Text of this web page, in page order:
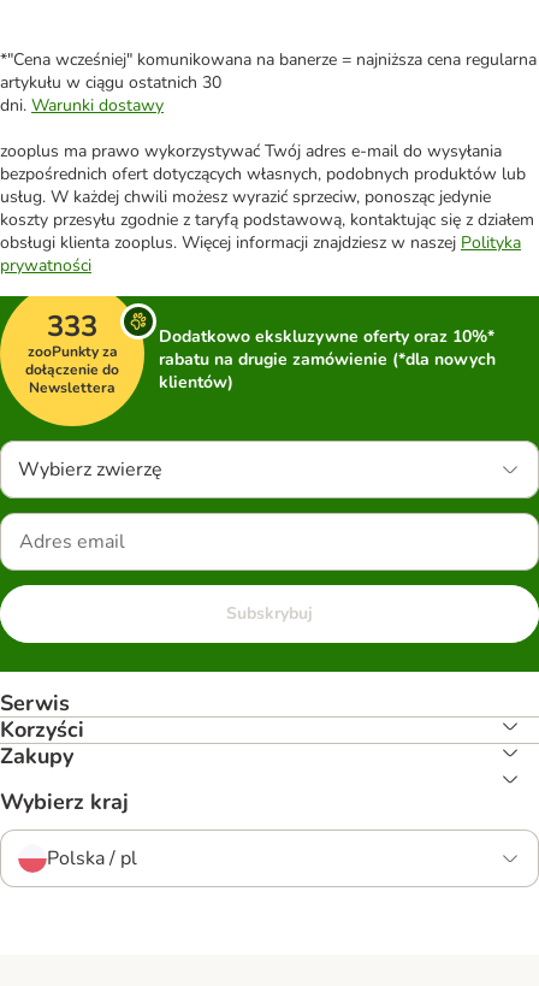
*"Cena wcześniej" komunikowana na banerze = najniższa cena regularna
artykułu w ciągu ostatnich 30
dni. Warunki dostawy
zooplus ma prawo wykorzystywać Twój adres e-mail do wysyłania
bezpośrednich ofert dotyczących własnych, podobnych produktów lub
usług. W każdej chwili możesz wyrazić sprzeciw, ponosząc jedynie
koszty przesyłu zgodnie z taryfą podstawową, kontaktując się z działem
obsługi klienta zooplus. Więcej informacji znajdziesz w naszej Polityka
prywatności
333
zooPunkty za
dołączenie do
Newslettera
Dodatkowo ekskluzywne oferty oraz 10%*
rabatu na drugie zamówienie (*dla nowych
klientów)
Wybierz zwierzę
Subskrybuj
Serwis
Korzyści
Zakupy
Wybierz kraj
Polska / pl